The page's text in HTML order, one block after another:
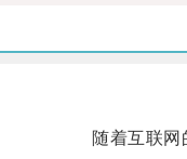
随着互联网的